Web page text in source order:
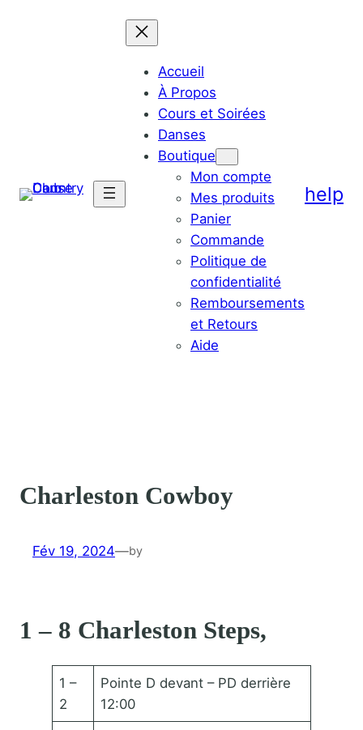
Accueil
À Propos
Cours et Soirées
Danses
Boutique
Mon compte
Mes produits
Panier
Commande
Politique de
confidentialité
Remboursements
et Retours
Aide
help
Charleston Cowboy
Fév 19, 2024—by
1 – 8 Charleston Steps,
1 –
2
Pointe D devant – PD derrière
12:00